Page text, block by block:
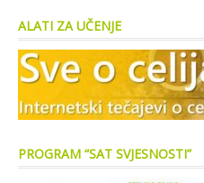
ALATI ZA UČENJE
PROGRAM “SAT SVJESNOSTI”